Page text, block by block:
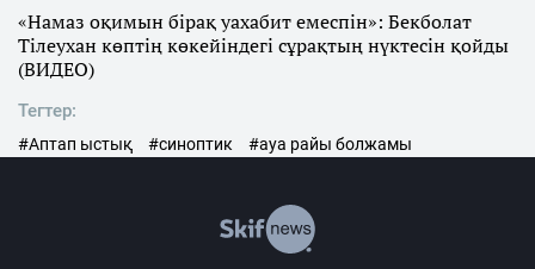
«Намаз оқимын бірақ уахабит емеспін»: Бекболат
Тілеухан көптің көкейіндегі сұрақтың нүктесін қойды
(ВИДЕО)
Тегтер:
#Аптап ыстық #синоптик #ауа райы болжамы